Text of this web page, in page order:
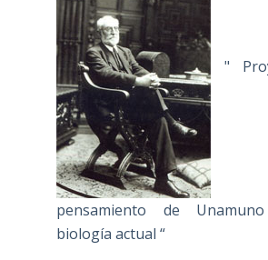
"
pensamiento de
biología actual “